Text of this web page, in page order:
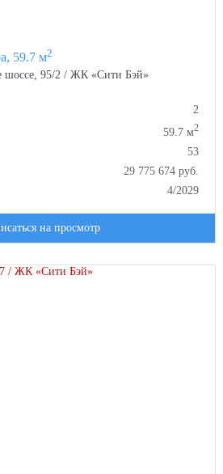
59.7 м2
шоссе, 95/2 / ЖК «Сити Бэй»
2
59.7 м2
53
29 775 674 руб.
4/2029
на просмотр